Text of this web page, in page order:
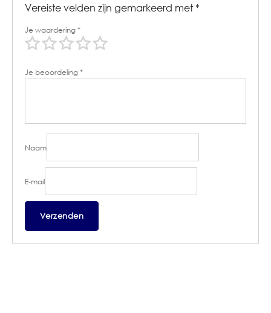
Vereiste velden zijn gemarkeerd met *
Je waardering*
Je beoordeling*
Naam
E-mail